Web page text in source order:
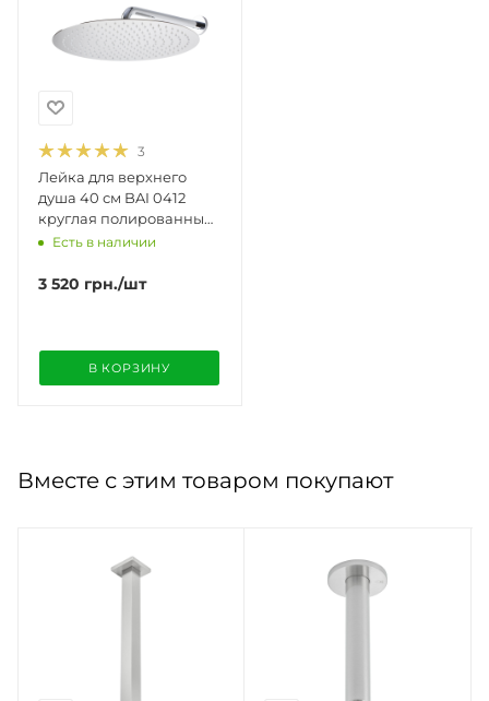
3
Лейка для верхнего
душа 40 см BAI 0412
круглая полированный
хром
Есть в наличии
3 520 грн./шт
В КОРЗИНУ
Вместе с этим товаром покупают